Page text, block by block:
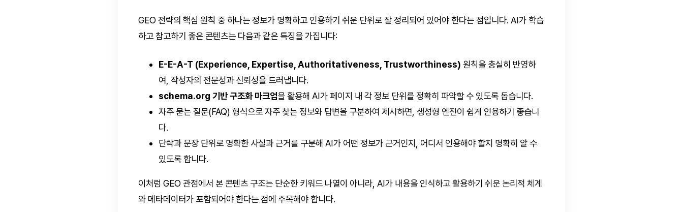
GEO 전략의 핵심 원칙 중 하나는 정보가 명확하고 인용하기 쉬운 단위로 잘 정리되어 있어야 한다는 점입니다. AI가 학습
하고 참고하기 좋은 콘텐츠는 다음과 같은 특징을 가집니다:
E-E-A-T (Experience, Expertise, Authoritativeness, Trustworthiness) 원칙을 충실히 반영하
여, 작성자의 전문성과 신뢰성을 드러냅니다.
schema.org 기반 구조화 마크업을 활용해 AI가 페이지 내 각 정보 단위를 정확히 파악할 수 있도록 돕습니다.
자주 묻는 질문(FAQ) 형식으로 자주 찾는 정보와 답변을 구분하여 제시하면, 생성형 엔진이 쉽게 인용하기 좋습니
다.
단락과 문장 단위로 명확한 사실과 근거를 구분해 AI가 어떤 정보가 근거인지, 어디서 인용해야 할지 명확히 알 수
있도록 합니다.
이처럼 GEO 관점에서 본 콘텐츠 구조는 단순한 키워드 나열이 아니라, AI가 내용을 인식하고 활용하기 쉬운 논리적 체계
와 메타데이터가 포함되어야 한다는 점에 주목해야 합니다.